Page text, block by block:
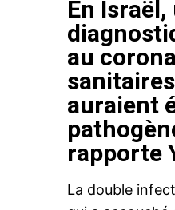
En
au
auraient
rapporte
La double